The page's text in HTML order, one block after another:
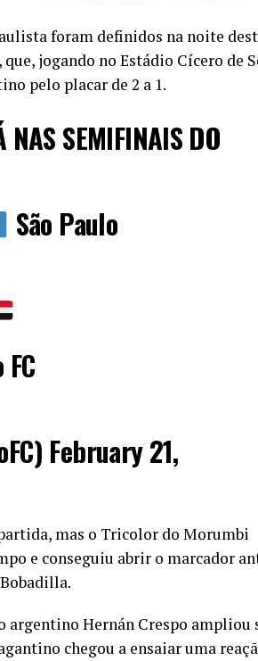
foram definidos na noite
jogando no Estádio Cícero de
pelo placar de 2 a 1.
NAS SEMIFINAIS DO
São Paulo
February 21,
mas o Tricolor do Morumbi
e conseguiu abrir o marcador
argentino Hernán Crespo ampliou
chegou a ensaiar uma